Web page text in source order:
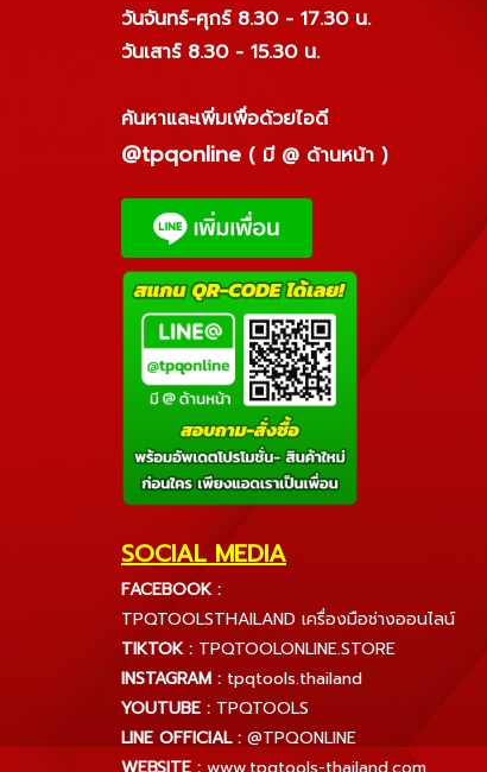
วันจันทร์-ศุกร์ 8.30 - 17.30 น.
วันเสาร์ 8.30 - 15.30 น.
ค้นหาและเพิ่มเพื่อด้วยไอดี
@tpqonline ( มี @ ด้านหน้า )
SOCIAL MEDIA
FACEBOOK :
TPQTOOLSTHAILAND เครื่องมือช่างออนไลน์
TIKTOK : TPQTOOLONLINE.STORE
INSTAGRAM : tpqtools.thailand
YOUTUBE : TPQTOOLS
LINE OFFICIAL : @TPQONLINE